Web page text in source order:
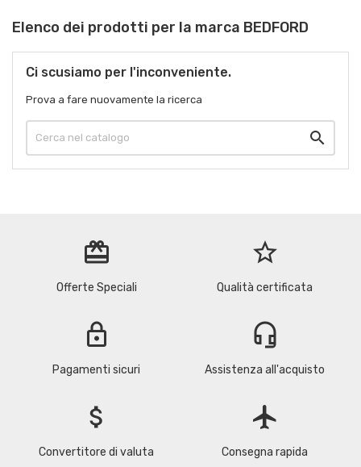
Elenco dei prodotti per la marca BEDFORD
Ci scusiamo per l'inconveniente.
Prova a fare nuovamente la ricerca

redeem
Offerte Speciali
star_border
Qualità certificata
lock
Pagamenti sicuri
headset_mic
Assistenza all'acquisto
attach_money
Convertitore di valuta
flight
Consegna rapida